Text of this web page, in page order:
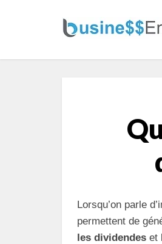
Lorsqu’on parle
permettent de
les dividendes et